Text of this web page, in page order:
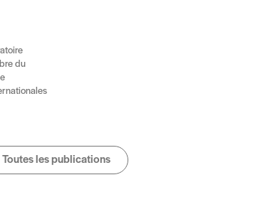
du
Toutes les publications